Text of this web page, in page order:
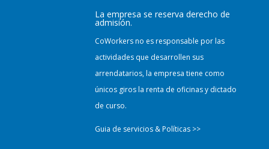
La empresa se reserva derecho de
admisión.
CoWorkers no es responsable por las
actividades que desarrollen sus
arrendatarios, la empresa tiene como
únicos giros la renta de oficinas y dictado
de curso.
Guia de servicios & Políticas >>